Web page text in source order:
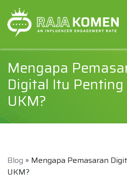
Mengapa
Digital Itu
UKM?
Blog » Mengapa Pemasaran
UKM?